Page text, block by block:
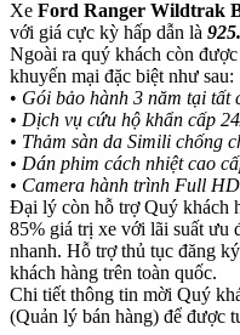
Xe Ford Ranger Wildtrak
với giá cực kỳ hấp dẫn là
Ngoài ra quý khách còn
khuyến mại đặc biệt như sau:
• Gói bảo hành 3 năm tại tất
• Dịch vụ cứu hộ khẩn cấp
• Thảm sàn da Simili chống
• Dán phim cách nhiệt cao
• Camera hành trình Full
Đại lý còn hỗ trợ Quý khách
85% giá trị xe với lãi suất ưu
nhanh. Hỗ trợ thủ tục đăng
khách hàng trên toàn quốc.
Chi tiết thông tin mời Quý
(Quản lý bán hàng) để được